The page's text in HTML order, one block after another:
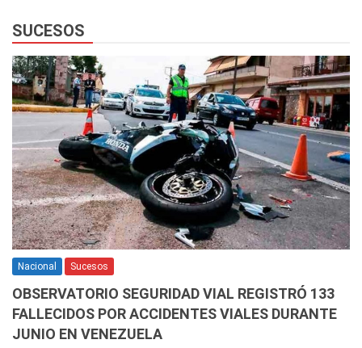
SUCESOS
Nacional Sucesos
OBSERVATORIO SEGURIDAD VIAL REGISTRÓ 133
FALLECIDOS POR ACCIDENTES VIALES DURANTE
JUNIO EN VENEZUELA